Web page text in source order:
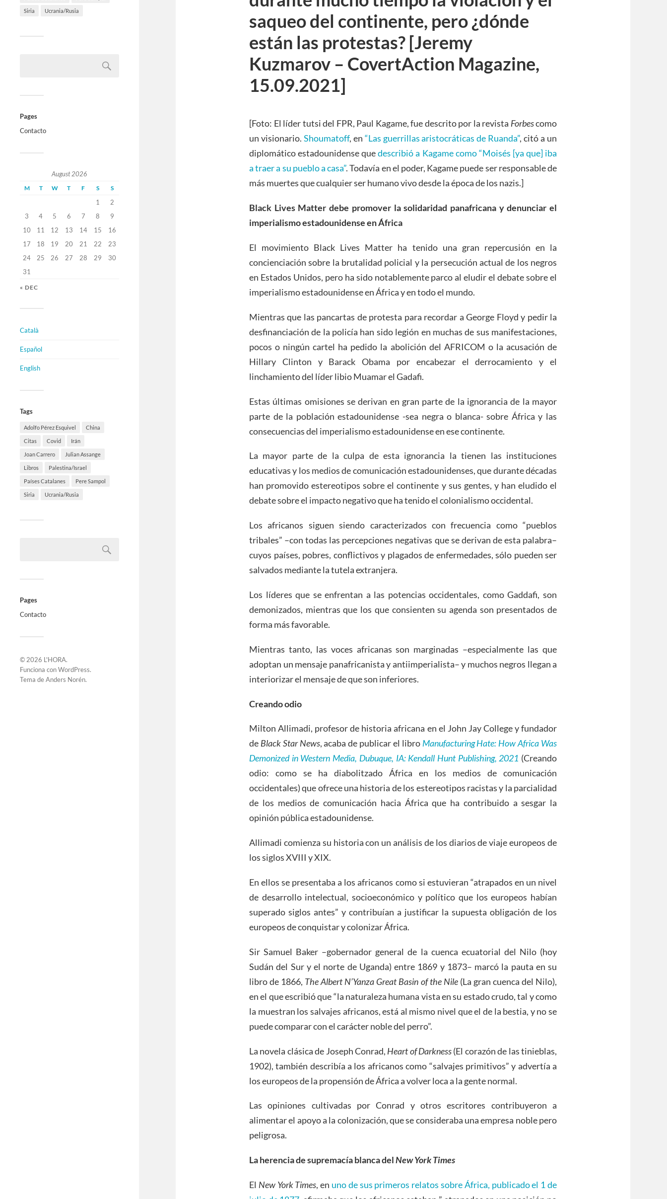
Siria Ucrania/Rusia
Pages
Contacto
August 2026
M T W T F S S
1
2
3
4 5 6 7 8
9
10
11 12 13 14 15
16
17
18 19 20 21 22
23
24
25 26 27 28 29
30
31
« DEC
Català
Español
English
Tags
Adolfo Pérez Esquivel China
Citas Covid Irán
Joan Carrero Julian Assange
Libros Palestina/Israel
Países Catalanes Pere Sampol
Siria Ucrania/Rusia
Pages
Contacto
© 2026 L'HORA.
Funciona conWordPress.
Tema deAnders Norén.
saqueo del continente, pero ¿dónde
están las protestas? [Jeremy
Kuzmarov – CovertAction Magazine,
15.09.2021]
[Foto: El líder tutsi del FPR, Paul Kagame, fue descrito por la revista Forbescomo
un visionario. Shoumatoff, en “Las guerrillas aristocráticas de Ruanda”, citó a un
diplomático estadounidense quedescribió a Kagame como “Moisés [ya que] iba
a traer a su pueblo a casa”. Todavía en el poder, Kagame puede ser responsable de
más muertes que cualquier ser humano vivo desde la época de los nazis.]
Black Lives Matter debe promover la solidaridad panafricana y denunciar el
imperialismo estadounidense en África
El movimiento Black Lives Matter ha tenido una gran repercusión en la
concienciación sobre la brutalidad policial y la persecución actual de los negros
en Estados Unidos, pero ha sido notablemente parco al eludir el debate sobre el
imperialismo estadounidense en África y en todo el mundo.
Mientras que las pancartas de protesta para recordar a George Floyd y pedir la
desfinanciación de la policía han sido legión en muchas de sus manifestaciones,
pocos o ningún cartel ha pedido la abolición del AFRICOM o la acusación de
Hillary Clinton y Barack Obama por encabezar el derrocamiento y el
linchamiento del líder libio Muamar el Gadafi.
Estas últimas omisiones se derivan en gran parte de la ignorancia de la mayor
parte de la población estadounidense -sea negra o blanca- sobre África y las
consecuencias del imperialismo estadounidense en ese continente.
La mayor parte de la culpa de esta ignorancia la tienen las instituciones
educativas y los medios de comunicación estadounidenses, que durante décadas
han promovido estereotipos sobre el continente y sus gentes, y han eludido el
debate sobre el impacto negativo que ha tenido el colonialismo occidental.
Los africanos siguen siendo caracterizados con frecuencia como “pueblos
tribales” –con todas las percepciones negativas que se derivan de esta palabra–
cuyos países, pobres, conflictivos y plagados de enfermedades, sólo pueden ser
salvados mediante la tutela extranjera.
Los líderes que se enfrentan a las potencias occidentales, como Gaddafi, son
demonizados, mientras que los que consienten su agenda son presentados de
forma más favorable.
Mientras tanto, las voces africanas son marginadas –especialmente las que
adoptan un mensaje panafricanista y antiimperialista– y muchos negros llegan a
interiorizar el mensaje de que son inferiores.
Creando odio
Milton Allimadi, profesor de historia africana en el John Jay College y fundador
de Black Star News, acaba de publicar el libro Manufacturing Hate: How Africa Was
Demonized in Western Media, Dubuque, IA: Kendall Hunt Publishing, 2021 (Creando
odio: como se ha diabolitzado África en los medios de comunicación
occidentales) que ofrece una historia de los estereotipos racistas y la parcialidad
de los medios de comunicación hacia África que ha contribuido a sesgar la
opinión pública estadounidense.
Allimadi comienza su historia con un análisis de los diarios de viaje europeos de
los siglos XVIII y XIX.
En ellos se presentaba a los africanos como si estuvieran “atrapados en un nivel
de desarrollo intelectual, socioeconómico y político que los europeos habían
superado siglos antes” y contribuían a justificar la supuesta obligación de los
europeos de conquistar y colonizar África.
Sir Samuel Baker –gobernador general de la cuenca ecuatorial del Nilo (hoy
Sudán del Sur y el norte de Uganda) entre 1869 y 1873– marcó la pauta en su
libro de 1866, The Albert N’Yanza Great Basin of the Nile(La gran cuenca del Nilo),
en el que escribió que “la naturaleza humana vista en su estado crudo, tal y como
la muestran los salvajes africanos, está al mismo nivel que el de la bestia, y no se
puede comparar con el carácter noble del perro”.
La novela clásica de Joseph Conrad, Heart of Darkness(El corazón de las tinieblas,
1902), también describía a los africanos como “salvajes primitivos” y advertía a
los europeos de la propensión de África a volver loca a la gente normal.
Las opiniones cultivadas por Conrad y otros escritores contribuyeron a
alimentar el apoyo a la colonización, que se consideraba una empresa noble pero
peligrosa.
La herencia de supremacía blanca delNew York Times
El New York Times, en uno de sus primeros relatos sobre África, publicado el 1 de